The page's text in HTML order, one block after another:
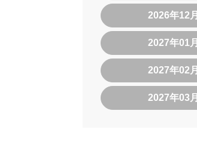
2026年12月
2027年01月
2027年02月
2027年03月